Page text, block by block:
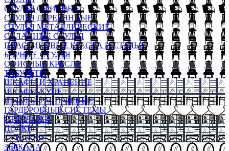
СТУЛЬЯ ОФИСНЫЕ
СТУЛЬЯ ДЕРЕВЯННЫЕ
СТУЛЬЯ МЕТАЛЛИЧЕСКИЕ
СКЛАДНЫЕ СТУЛЬЯ
ПЛАСТИКОВЫЕ КРЕСЛА И СТУЛЬЯ
БАРНЫЕ СТУЛЬЯ
ОФИСНЫЕ КРЕСЛА
ТАБУРЕТЫ
ШКАФЫ И ХРАНЕНИЕ
ШКАФЫ-КУПЕ
ШКАФЫ-РАСПАШНЫЕ
ГАРДЕРОБНЫЕ СИСТЕМЫ
СТЕЛЛАЖИ
ПОЛКИ
СУНДУКИ
ЗЕРКАЛА